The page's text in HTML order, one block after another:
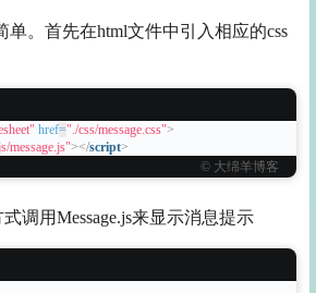
单。首先在html文件中引入相应的css
href="./css/message.css">
message.js"></script>
© 大绵羊博客
调用Message.js来显示消息提示